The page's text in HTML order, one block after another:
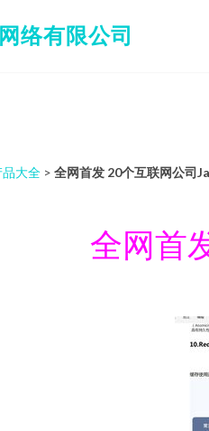
络有限公司
品大全 > 全网首发 20个互联网公司
全网首